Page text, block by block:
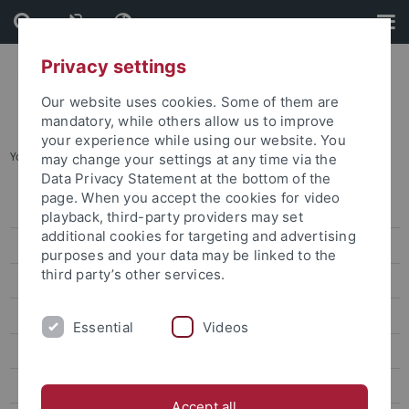
Skip
to
content
Skip
to
footer
You are here: Startseite ... Archiv
Pressemitteilungen
Archiv
attempto online
Newsletter Uni Tübingen aktuell
Publikationen
Privacy settings
Our website uses cookies. Some of them are
mandatory, while others allow us to improve
your experience while using our website. You
may change your settings at any time via the
Data Privacy Statement at the bottom of the
page. When you accept the cookies for video
playback, third-party providers may set
additional cookies for targeting and advertising
purposes and your data may be linked to the
third party’s other services.
Essential Videos